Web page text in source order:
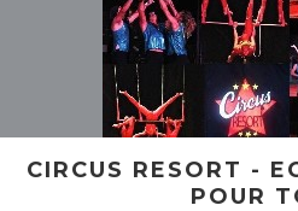
CIRCUS RESORT -
POUR